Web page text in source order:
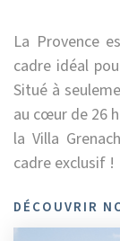
La Provence
cadre idéal
Situé à
au cœur de 26
la Villa
cadre exclusif !
DÉCOUVRIR